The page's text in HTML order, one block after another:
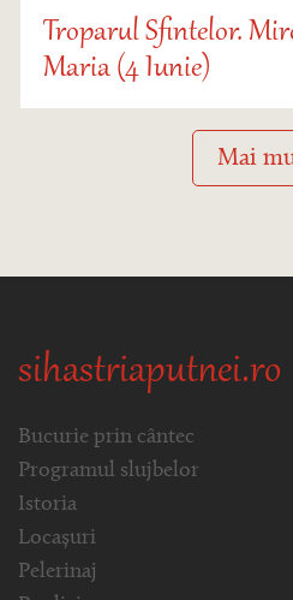
Troparul Sfintelor.
Maria (4 Iunie)
Mai
sihastriaputnei.ro
Bucurie prin cântec
Programul slujbelor
Istoria
Locașuri
Pelerinaj